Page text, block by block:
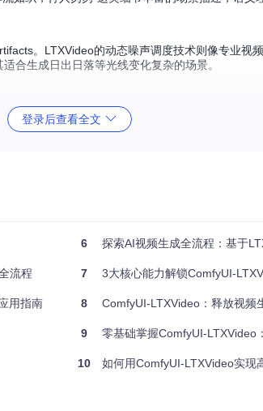
。LTXVideo的动态噪声调度技术则像专业视
合生成日出日落等光线变化复杂的场景。
低显存加载器采用模型权重分段加载技术，使
同硬件条件，平衡性能与显存占用。
LTXVideo
登录后查看全文
流程
用指南
6 探索AI视频生成全流程：基于
7 3大核心能力解锁ComfyUI-
8 ComfyUI-LTXVideo：释放视频
9 零基础掌握ComfyUI-LTXVideo
10 如何用ComfyUI-LTXVideo实现